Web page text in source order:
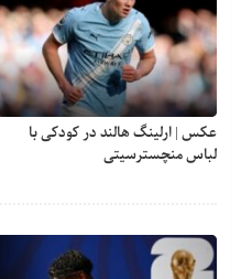
عکس | ارلینگ هالند در کودکی با
لباس منچسترسیتی